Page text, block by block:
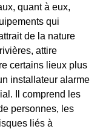
quant à eux,
qui
de la nature
attire
certains lieux plus
installateur alarme
Il comprend les
personnes, les
liés à